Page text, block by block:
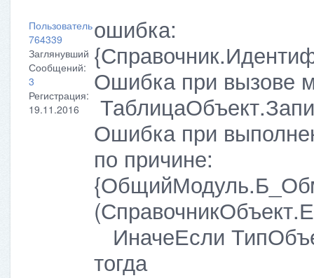
Пользователь
764339
Заглянувший
Сообщений:
3
Регистрация:
19.11.2016
ошибка:
Ошибка при
Ошибка при
по причине:
ИначеЕсли
тогда